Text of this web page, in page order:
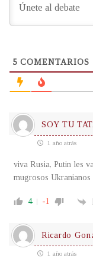
5 COMENTARIOS
SOY TU
1 año atrás
viva Rusia, Putin les
mugrosos Ukranianos
4 -1
Ricardo
1 año atrás